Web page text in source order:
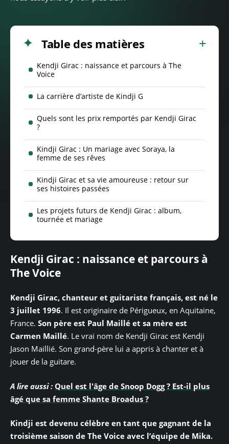
Table des matières
Kendji Girac : naissance et parcours à The
Voice
La carrière d’artiste de Kindji G
Quels sont les prix remportés par Kendji Girac
?
Kindji Girac : Un mariage avec Soraya, la
femme de ses rêves
Kindji Girac et sa vie amoureuse : retour sur
ses histoires passées
Les projets futurs de Kendji Girac : album,
tournée et mariage
Kendji Girac : naissance et parcours à
The Voice
Kendji Girac, chanteur et guitariste français, est né le
3 juillet 1996. Il est originaire de Périgueux, en Aquitaine,
France. Son père est Paul Maillé et sa mère est
Carmen Maillé. Le vrai nom de Kendji Girac est Kendji
Jason Maillié. Son grand-père lui a appris à chanter et à
jouer de la guitare.
A lire aussi : Quel est l'âge de Snoop Dogg ? Est-il plus
âgé que sa femme Shante Broadus ?
Kindji est devenu célèbre en tant que gagnant de la
troisième saison de The Voice avec l’équipe de Mika.